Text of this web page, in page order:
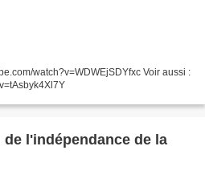
watch?v=WDWEjSDYfxc Voir aussi :
l'indépendance de la